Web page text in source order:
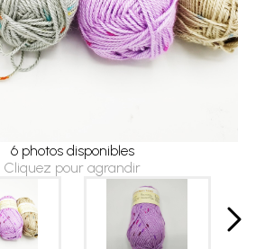
6 photos disponibles
Cliquez pour agrandir